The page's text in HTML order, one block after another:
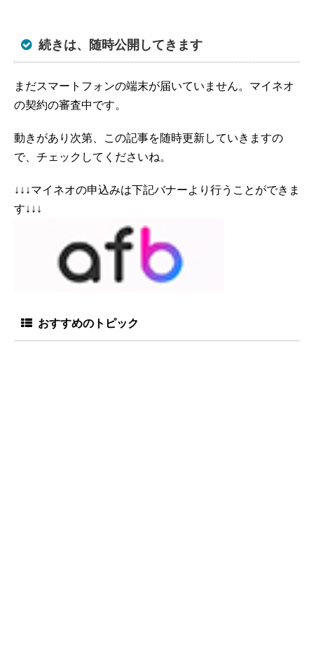
続きは、随時公開してきます
まだスマートフォンの端末が届いていません。マイネオ
の契約の審査中です。
動きがあり次第、この記事を随時更新していきますの
で、チェックしてくださいね。
↓↓↓マイネオの申込みは下記バナーより行うことができま
す↓↓↓
おすすめのトピック